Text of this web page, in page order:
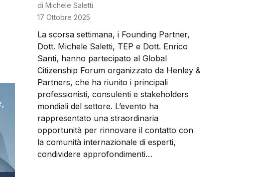
di Michele Saletti
17 Ottobre 2025
La scorsa settimana, i Founding Partner,
Dott. Michele Saletti, TEP e Dott. Enrico
Santi, hanno partecipato al Global
Citizenship Forum organizzato da Henley &
Partners, che ha riunito i principali
professionisti, consulenti e stakeholders
mondiali del settore. L’evento ha
rappresentato una straordinaria
opportunità per rinnovare il contatto con
la comunità internazionale di esperti,
condividere approfondimenti…